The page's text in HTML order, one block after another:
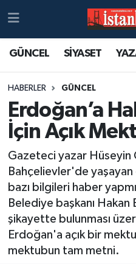
GÜNCEL SİYASET
HABERLER GÜNCEL
Erdoğan’a
İçin Açık
Gazeteci yazar Hüseyin
Bahçelievler'de yaşayan
bazı bilgileri haber
Belediye başkanı Hakan
şikayette bulunması
Erdoğan'a açık bir
mektubun tam metni.